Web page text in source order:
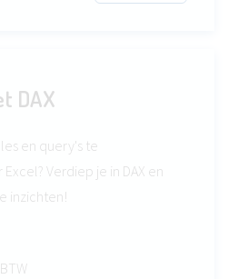
DAX
en query's te
Verdiep je in DAX en
inzichten!